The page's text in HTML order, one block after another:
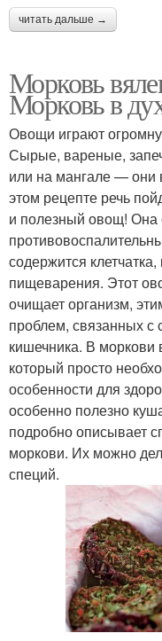
читать дальше →
Морковь
Морковь в
Овощи играют
Сырые, вареные,
или на мангале — они
этом рецепте речь
и полезный овощ! Она
содержится
пищеварения. Этот
очищает организм,
проблем, связанных
кишечника. В моркови
который просто
особенности для
особенно полезно
подробно описывает
моркови. Их можно
специй.